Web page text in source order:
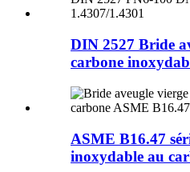
DIN 2527 Bride
carbone
ASME B16.47
inoxydable au